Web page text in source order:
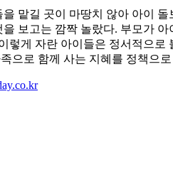
맡길 곳이 마땅치 않아 아이
보고는 깜짝 놀랐다. 부모가
렇게 자란 아이들은 정서적으
으로 함께 사는 지혜를 정책으